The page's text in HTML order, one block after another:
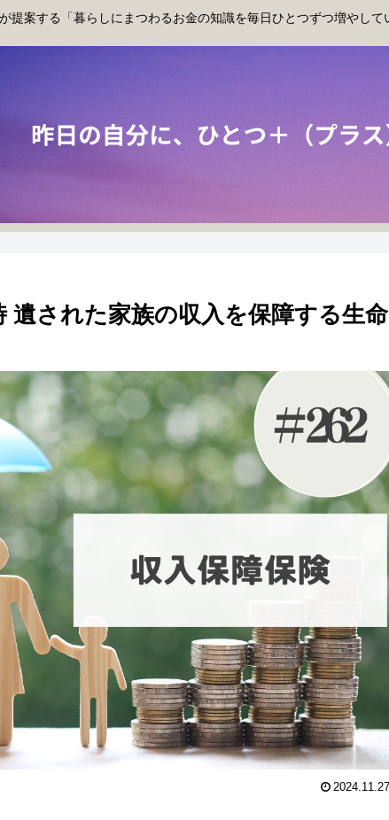
提案する「暮らしにまつわるお金の知識を毎日ひとつずつ増やして
遺された家族の収入を保障する生命
2024.11.27